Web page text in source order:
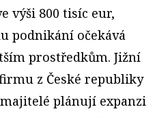
výši 800 tisíc eur,
podnikání očekává
prostředkům. Jižní
z České republiky
plánují expanzi